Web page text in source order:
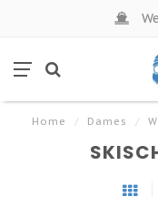
Home / Dames /